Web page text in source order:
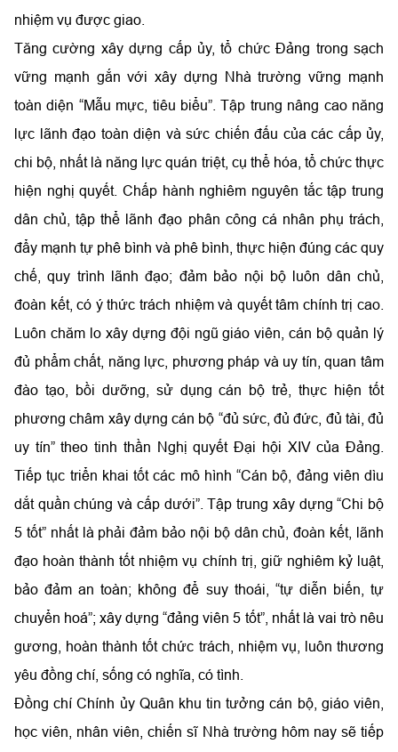
nhiệm vụ được giao.
Tăng cường xây dựng cấp ủy, tổ chức Đảng trong sạch
vững mạnh gắn với xây dựng Nhà trường vững mạnh
toàn diện “Mẫu mực, tiêu biểu”. Tập trung nâng cao năng
lực lãnh đạo toàn diện và sức chiến đấu của các cấp ủy,
chi bộ, nhất là năng lực quán triệt, cụ thể hóa, tổ chức thực
hiện nghị quyết. Chấp hành nghiêm nguyên tắc tập trung
dân chủ, tập thể lãnh đạo phân công cá nhân phụ trách,
đẩy mạnh tự phê bình và phê bình, thực hiện đúng các quy
chế, quy trình lãnh đạo; đảm bảo nội bộ luôn dân chủ,
đoàn kết, có ý thức trách nhiệm và quyết tâm chính trị cao.
Luôn chăm lo xây dựng đội ngũ giáo viên, cán bộ quản lý
đủ phẩm chất, năng lực, phương pháp và uy tín, quan tâm
đào tạo, bồi dưỡng, sử dụng cán bộ trẻ, thực hiện tốt
phương châm xây dựng cán bộ “đủ sức, đủ đức, đủ tài, đủ
uy tín” theo tinh thần Nghị quyết Đại hội XIV của Đảng.
Tiếp tục triển khai tốt các mô hình “Cán bộ, đảng viên dìu
dắt quần chúng và cấp dưới”. Tập trung xây dựng “Chi bộ
5 tốt” nhất là phải đảm bảo nội bộ dân chủ, đoàn kết, lãnh
đạo hoàn thành tốt nhiệm vụ chính trị, giữ nghiêm kỷ luật,
bảo đảm an toàn; không để suy thoái, “tự diễn biến, tự
chuyển hoá”; xây dựng “đảng viên 5 tốt”, nhất là vai trò nêu
gương, hoàn thành tốt chức trách, nhiệm vụ, luôn thương
yêu đồng chí, sống có nghĩa, có tình.
Đồng chí Chính ủy Quân khu tin tưởng cán bộ, giáo viên,
học viên, nhân viên, chiến sĩ Nhà trường hôm nay sẽ tiếp